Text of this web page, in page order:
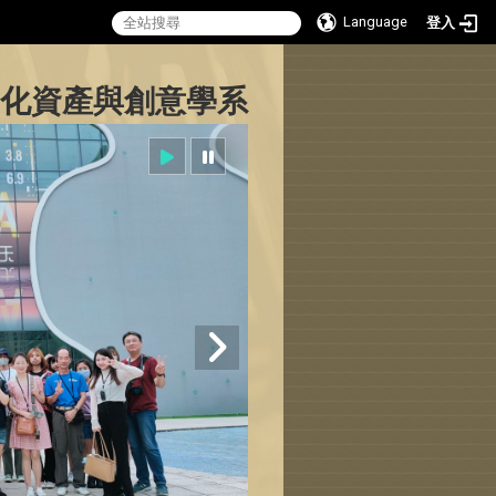
Language 登入
:::
資產與創意學系
Sitemap